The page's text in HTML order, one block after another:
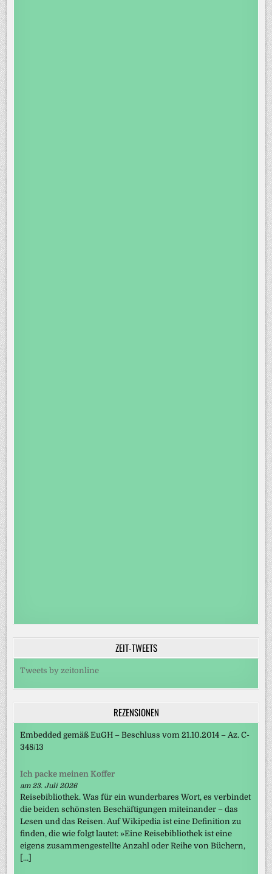
ZEIT-TWEETS
Tweets by zeitonline
REZENSIONEN
Embedded gemäß EuGH – Beschluss vom 21.10.2014 – Az. C-
348/13
Ich packe meinen Koffer
am 23. Juli 2026
Reisebibliothek. Was für ein wunderbares Wort, es verbindet
die beiden schönsten Beschäftigungen miteinander – das
Lesen und das Reisen. Auf Wikipedia ist eine Definition zu
finden, die wie folgt lautet: »Eine Reisebibliothek ist eine
eigens zusammengestellte Anzahl oder Reihe von Büchern,
[…]